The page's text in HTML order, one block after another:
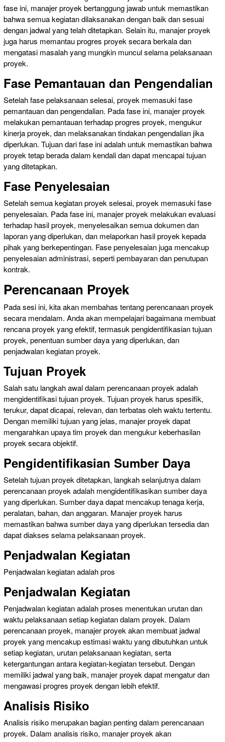
fase ini, manajer proyek bertanggung jawab untuk memastikan
bahwa semua kegiatan dilaksanakan dengan baik dan sesuai
dengan jadwal yang telah ditetapkan. Selain itu, manajer proyek
juga harus memantau progres proyek secara berkala dan
mengatasi masalah yang mungkin muncul selama pelaksanaan
proyek.
Fase Pemantauan dan Pengendalian
Setelah fase pelaksanaan selesai, proyek memasuki fase
pemantauan dan pengendalian. Pada fase ini, manajer proyek
melakukan pemantauan terhadap progres proyek, mengukur
kinerja proyek, dan melaksanakan tindakan pengendalian jika
diperlukan. Tujuan dari fase ini adalah untuk memastikan bahwa
proyek tetap berada dalam kendali dan dapat mencapai tujuan
yang ditetapkan.
Fase Penyelesaian
Setelah semua kegiatan proyek selesai, proyek memasuki fase
penyelesaian. Pada fase ini, manajer proyek melakukan evaluasi
terhadap hasil proyek, menyelesaikan semua dokumen dan
laporan yang diperlukan, dan melaporkan hasil proyek kepada
pihak yang berkepentingan. Fase penyelesaian juga mencakup
penyelesaian administrasi, seperti pembayaran dan penutupan
kontrak.
Perencanaan Proyek
Pada sesi ini, kita akan membahas tentang perencanaan proyek
secara mendalam. Anda akan mempelajari bagaimana membuat
rencana proyek yang efektif, termasuk pengidentifikasian tujuan
proyek, penentuan sumber daya yang diperlukan, dan
penjadwalan kegiatan proyek.
Tujuan Proyek
Salah satu langkah awal dalam perencanaan proyek adalah
mengidentifikasi tujuan proyek. Tujuan proyek harus spesifik,
terukur, dapat dicapai, relevan, dan terbatas oleh waktu tertentu.
Dengan memiliki tujuan yang jelas, manajer proyek dapat
mengarahkan upaya tim proyek dan mengukur keberhasilan
proyek secara objektif.
Pengidentifikasian Sumber Daya
Setelah tujuan proyek ditetapkan, langkah selanjutnya dalam
perencanaan proyek adalah mengidentifikasikan sumber daya
yang diperlukan. Sumber daya dapat mencakup tenaga kerja,
peralatan, bahan, dan anggaran. Manajer proyek harus
memastikan bahwa sumber daya yang diperlukan tersedia dan
dapat diakses selama pelaksanaan proyek.
Penjadwalan Kegiatan
Penjadwalan kegiatan adalah pros
Penjadwalan Kegiatan
Penjadwalan kegiatan adalah proses menentukan urutan dan
waktu pelaksanaan setiap kegiatan dalam proyek. Dalam
perencanaan proyek, manajer proyek akan membuat jadwal
proyek yang mencakup estimasi waktu yang dibutuhkan untuk
setiap kegiatan, urutan pelaksanaan kegiatan, serta
ketergantungan antara kegiatan-kegiatan tersebut. Dengan
memiliki jadwal yang baik, manajer proyek dapat mengatur dan
mengawasi progres proyek dengan lebih efektif.
Analisis Risiko
Analisis risiko merupakan bagian penting dalam perencanaan
proyek. Dalam analisis risiko, manajer proyek akan